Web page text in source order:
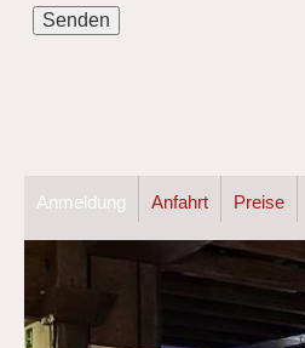
Anmeldung Anfahrt Preise